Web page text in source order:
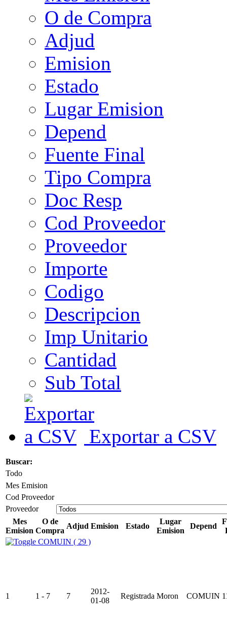
O de Compra
Adjud
Emision
Estado
Lugar Emision
Depend
Fuente Final
Tipo Compra
Doc Resp
Cod Proveedor
Proveedor
Importe
Codigo
Descripcion
Imp Unitario
Cantidad
Sub Total
Exportar a CSV
Buscar:
Todo
Mes Emision
Cod Proveedor
Proveedor
Mes
Emision
O de
Compra
Adjud Emision Estado
Lugar
Emision
Depend
COMUIN ( 29 )
1 1 - 7 7
2012-
01-08
Registrada Moron COMUIN